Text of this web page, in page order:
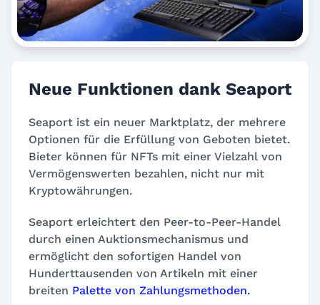
Neue Funktionen dank Seaport
Seaport ist ein neuer Marktplatz, der mehrere
Optionen für die Erfüllung von Geboten bietet.
Bieter können für NFTs mit einer Vielzahl von
Vermögenswerten bezahlen, nicht nur mit
Kryptowährungen.
Seaport erleichtert den Peer-to-Peer-Handel
durch einen Auktionsmechanismus und
ermöglicht den sofortigen Handel von
Hunderttausenden von Artikeln mit einer
breiten Palette von Zahlungsmethoden.